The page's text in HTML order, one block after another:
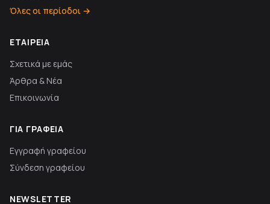
Όλες οι περίοδοι →
ΕΤΑΙΡΕΊΑ
Σχετικά με εμάς
Άρθρα & Νέα
Επικοινωνία
ΓΙΑ ΓΡΑΦΕΊΑ
Εγγραφή γραφείου
Σύνδεση γραφείου
NEWSLETTER